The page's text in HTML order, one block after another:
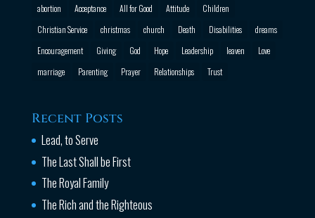
abortion Acceptance All for Good Attitude
Children
Christian Service
christmas church Death Disabilities
dreams
Encouragement
Giving God Hope Leadership leaven
Love
marriage
Parenting Prayer Relationships Trust
Recent Posts
Lead, to Serve
The Last Shall be First
The Royal Family
The Rich and the Righteous